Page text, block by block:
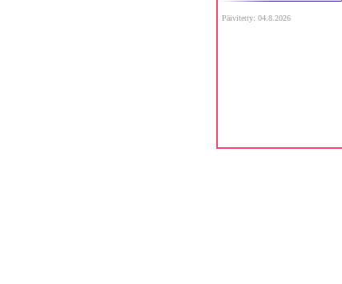
Päivitetty: 04.8.2026